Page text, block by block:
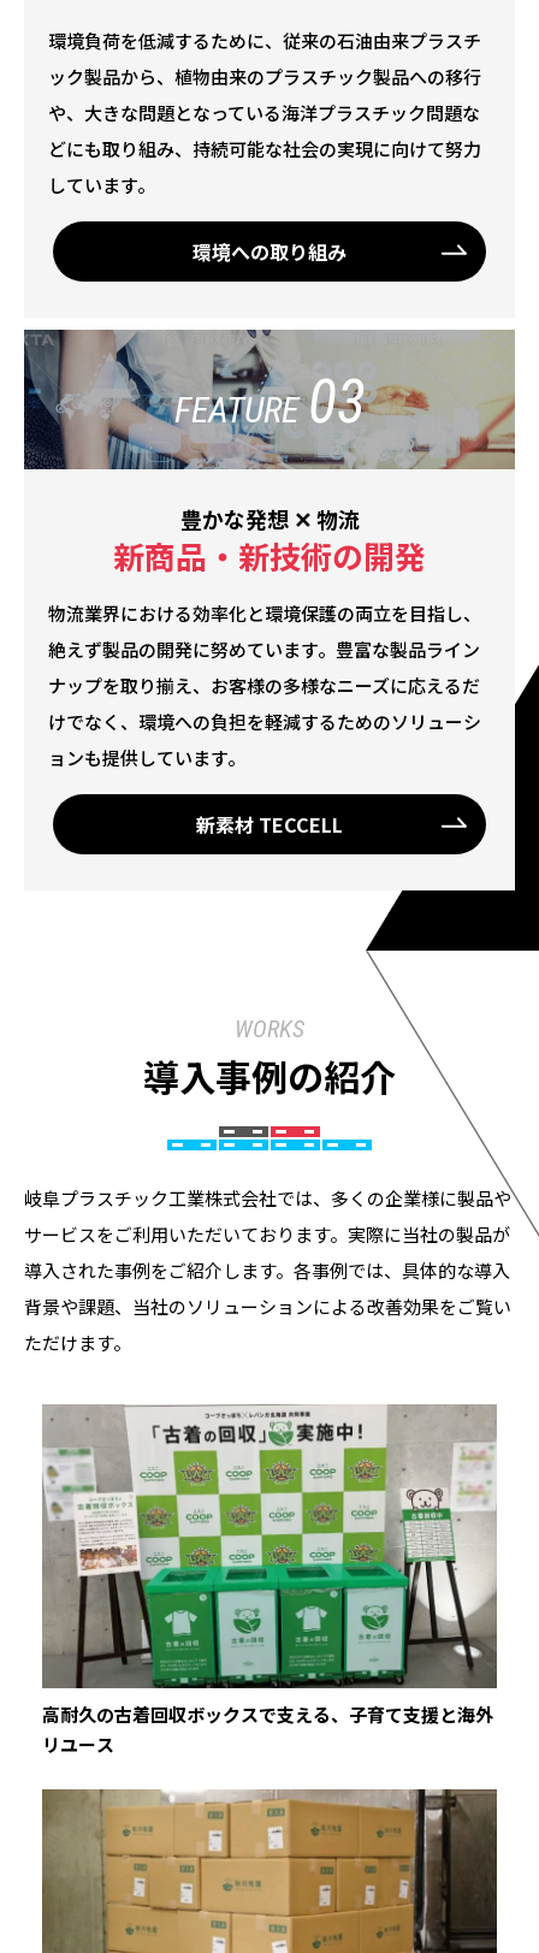
環境負荷を低減するために、従来の石油由来プラスチ
ック製品から、植物由来のプラスチック製品への移行
や、大きな問題となっている海洋プラスチック問題な
どにも取り組み、持続可能な社会の実現に向けて努力
しています。
環境への取り組み
FEATURE 03
豊かな発想 ✕ 物流
新商品・新技術の開発
物流業界における効率化と環境保護の両立を目指し、
絶えず製品の開発に努めています。豊富な製品ライン
ナップを取り揃え、お客様の多様なニーズに応えるだ
けでなく、環境への負担を軽減するためのソリューシ
ョンも提供しています。
新素材 TECCELL
WORKS
導入事例の紹介
岐阜プラスチック工業株式会社では、多くの企業様に製品や
サービスをご利用いただいております。実際に当社の製品が
導入された事例をご紹介します。各事例では、具体的な導入
背景や課題、当社のソリューションによる改善効果をご覧い
ただけます。
高耐久の古着回収ボックスで支える、子育て支援と海外
リユース